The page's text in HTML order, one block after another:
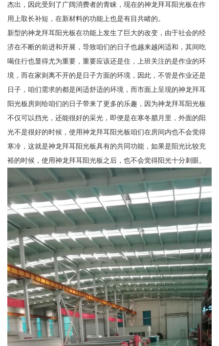
杰出，因此受到了广阔消费者的青睐，现在的神龙拜耳阳光板在作
用上取长补短，在新材料的功能上也是有目共睹的。
新型的神龙拜耳阳光板在功能上发生了巨大的改变，由于社会的经
济在不断的前进和开展，导致咱们的日子也越来越闲适和，其间吃
喝住行也显得尤为重要，重要应该还是住，上班关注的是作业的环
境，而在家则离不开的是日子方面的环境，因此，不管是作业还是
日子，咱们需求的都是闲适舒适的环境，而市面上呈现的神龙拜耳
阳光板房则给咱们的日子带来了更多的乐趣，因为神龙拜耳阳光板
不仅可以挡光，还能很好的采光，即便是在寒冬腊月里，外面的阳
光不是很好的时候，使用神龙拜耳阳光板咱们在房间内也不会觉得
寒冷，这就是神龙拜耳阳光板具有的共同功能，如果是阳光比较充
裕的时候，使用神龙拜耳阳光板之后，也不会觉得阳光十分刺眼。